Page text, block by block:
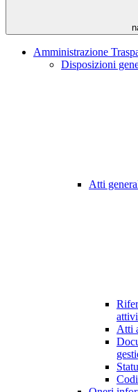
Amministrazione
Disposizioni
Atti
Atti